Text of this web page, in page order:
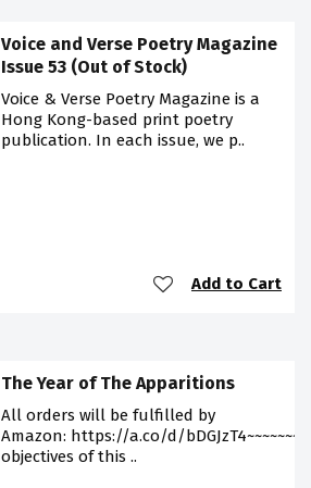
Voice and Verse Poetry Magazine
Issue 53 (Out of Stock)
Voice & Verse Poetry Magazine is a
Hong Kong-based print poetry
publication. In each issue, we p..
Add to Cart
The Year of The Apparitions
All orders will be fulfilled by
Amazon: https://a.co/d/
objectives of this ..